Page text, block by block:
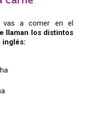
vas a comer en el
llaman los distintos
inglés: